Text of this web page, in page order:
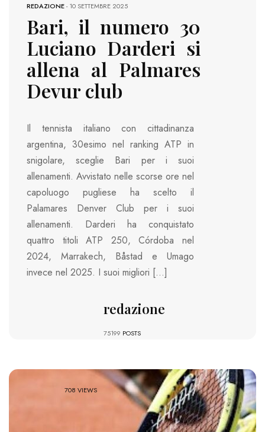
REDAZIONE-10 SETTEMBRE 2025
Bari, il numero 30
Luciano Darderi si
allena al Palmares
Devur club
Il tennista italiano con cittadinanza
argentina, 30esimo nel ranking ATP in
snigolare, sceglie Bari per i suoi
allenamenti. Avvistato nelle scorse ore nel
capoluogo pugliese ha scelto il
Palamares Denver Club per i suoi
allenamenti. Darderi ha conquistato
quattro titoli ATP 250, Córdoba nel
2024, Marrakech, Båstad e Umago
invece nel 2025. I suoi migliori […]
redazione
75199 POSTS
708 VIEWS